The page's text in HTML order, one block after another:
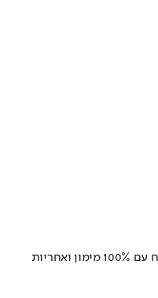
סיאט ויונדאי מדוגמות החל מ-39,900 ש״ח עם 100% מימון ואחריות